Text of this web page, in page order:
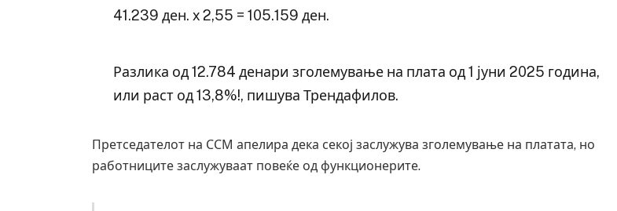
41.239 ден. х 2,55 = 105.159 ден.
Разлика од 12.784 денари зголемување на плата од 1 јуни 2025 година,
или раст од 13,8%!, пишува Трендафилов.
Претседателот на ССМ апелира дека секој заслужува зголемување на платата, но
работниците заслужуваат повеќе од функционерите.